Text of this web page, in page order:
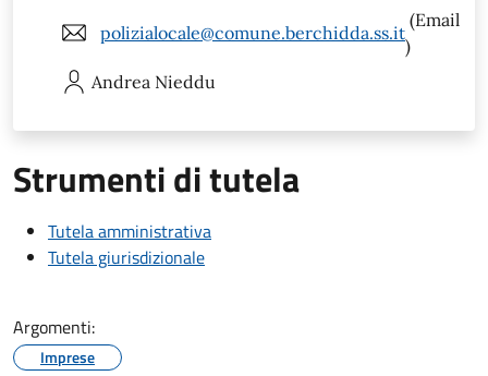
polizialocale@comune.berchidda.ss.it
(Email
)
Andrea Nieddu
Strumenti di tutela
Tutela amministrativa
Tutela giurisdizionale
Argomenti:
Imprese